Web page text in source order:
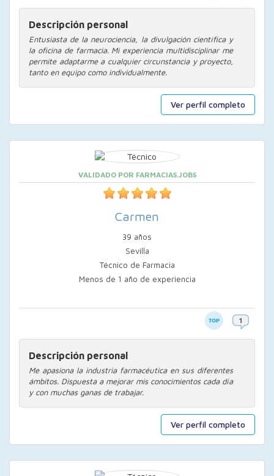
Ver perfil completo
Descripción personal
Entusiasta de la neurociencia, la divulgación científica y
la oficina de farmacia. Mi experiencia multidisciplinar me
permite adaptarme a cualquier circunstancia y proyecto,
tanto en equipo como individualmente.
Ver perfil completo
VALIDADO POR FARMACIAS.JOBS
Carmen
39 años
Sevilla
Técnico de Farmacia
Menos de 1 año de experiencia
Descripción personal
Me apasiona la industria farmacéutica en sus diferentes
ámbitos. Dispuesta a mejorar mis conocimientos cada día
y con muchas ganas de trabajar.